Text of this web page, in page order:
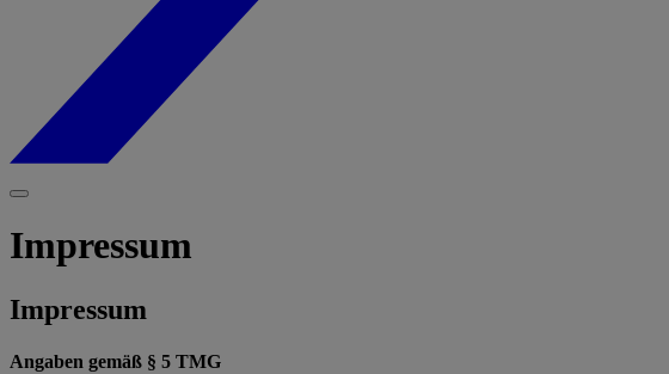
Impressum
Impressum
Angaben gemäß § 5 TMG